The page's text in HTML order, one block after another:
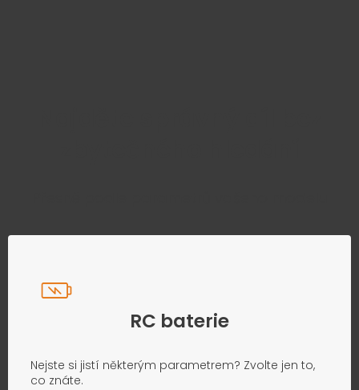
RC baterie
Nejste si jistí některým parametrem? Zvolte jen to,
co znáte.